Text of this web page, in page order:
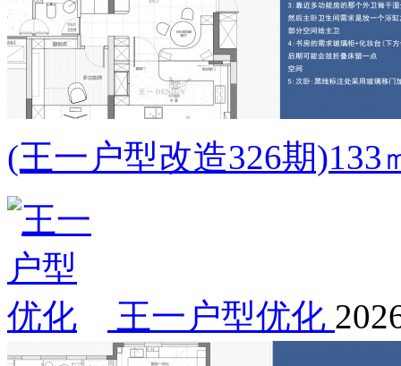
(王一户型改造326期
王一户型优化